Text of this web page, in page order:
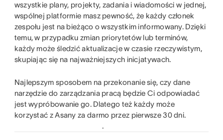
wszystkie plany, projekty, zadania i wiadomości w jednej,
wspólnej platformie masz pewność, że każdy członek
zespołu jest na bieżąco o wszystkim informowany. Dzięki
temu, w przypadku zmian priorytetów lub terminów,
każdy może śledzić aktualizacje w czasie rzeczywistym,
skupiając się na najważniejszych inicjatywach.
Najlepszym sposobem na przekonanie się, czy dane
narzędzie do zarządzania pracą będzie Ci odpowiadać
jest wypróbowanie go. Dlatego też każdy może
korzystać z Asany za darmo przez pierwsze 30 dni.
.